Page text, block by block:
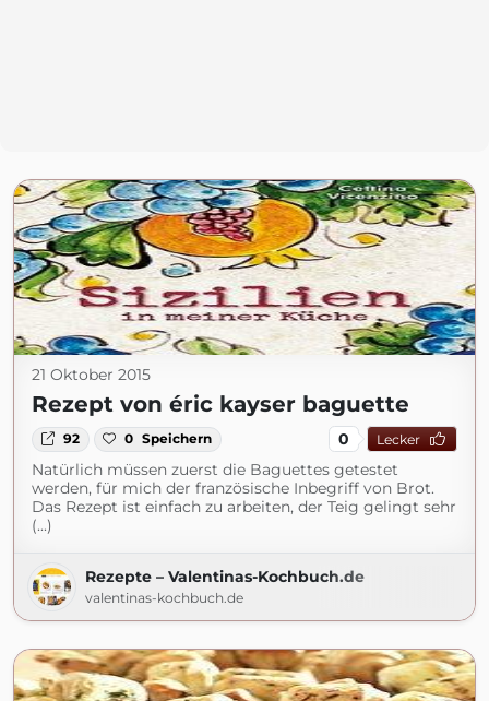
21 Oktober 2015
Rezept von éric kayser baguette
92 0 Speichern 0 Lecker
Natürlich müssen zuerst die Baguettes getestet
werden, für mich der französische Inbegriff von Brot.
Das Rezept ist einfach zu arbeiten, der Teig gelingt sehr
(...)
Rezepte – Valentinas-Kochbuch.de
valentinas-kochbuch.de